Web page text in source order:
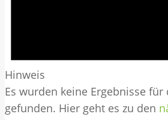
Hinweis
Es wurden keine Ergebnisse für
gefunden. Hier geht es zu den